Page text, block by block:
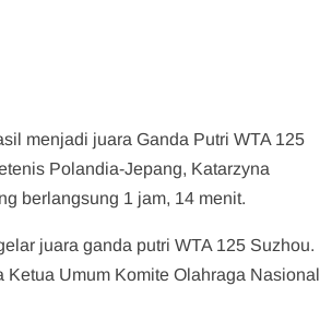
menjadi juara Ganda Putri WTA 125
Polandia-Jepang, Katarzyna
berlangsung 1 jam, 14 menit.
juara ganda putri WTA 125 Suzhou.
Ketua Umum Komite Olahraga Nasional